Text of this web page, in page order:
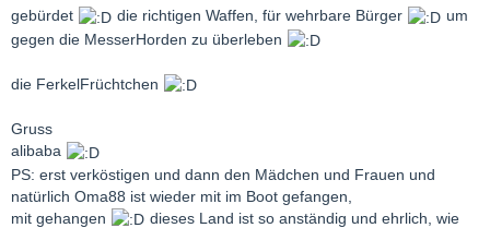
gebürdet die richtigen Waffen, für wehrbare Bürger
um
gegen die MesserHorden zu überleben
die FerkelFrüchtchen
Gruss
alibaba
PS: erst verköstigen und dann den Mädchen und Frauen und
natürlich Oma88 ist wieder mit im Boot gefangen,
mit gehangen
dieses Land ist so anständig und ehrlich, wie